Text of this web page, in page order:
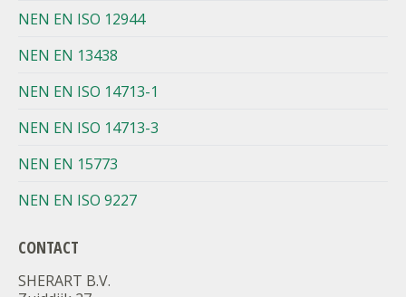
NEN EN ISO 12944
NEN EN 13438
NEN EN ISO 14713-1
NEN EN ISO 14713-3
NEN EN 15773
NEN EN ISO 9227
CONTACT
SHERART B.V.